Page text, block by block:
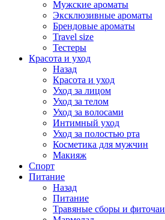
Мужские ароматы
Эксклюзивные ароматы
Брендовые ароматы
Travel size
Тестеры
Красота и уход
Назад
Красота и уход
Уход за лицом
Уход за телом
Уход за волосами
Интимный уход
Уход за полостью рта
Косметика для мужчин
Макияж
Спорт
Питание
Назад
Питание
Травяные сборы и фиточаи